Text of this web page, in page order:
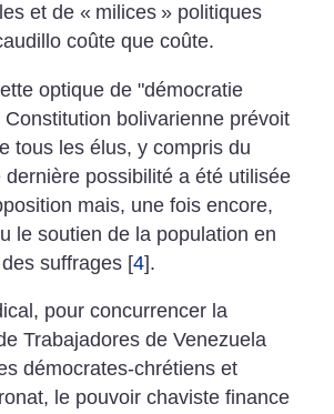
et de « milices » politiques
coûte que coûte.
optique de "démocratie
bolivarienne prévoit
tous les élus, y compris du
dernière possibilité a été utilisée
mais, une fois encore,
le soutien de la population en
suffrages [4].
pour concurrencer la
Trabajadores de Venezuela
démocrates-chrétiens et
le pouvoir chaviste finance